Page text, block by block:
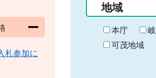
の
始
ま
り
地域
本庁
可茂地域
札参加に